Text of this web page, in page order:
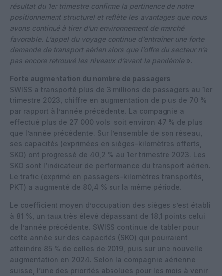
résultat du 1er trimestre confirme la pertinence de notre
positionnement structurel et reflète les avantages que nous
avons continué à tirer d’un environnement de marché
favorable. L’appel du voyage continue d’entraîner une forte
demande de transport aérien alors que l’offre du secteur n’a
pas encore retrouvé les niveaux d’avant la pandémie ».
Forte augmentation du nombre de passagers
SWISS a transporté plus de 3 millions de passagers au 1er
trimestre 2023, chiffre en augmentation de plus de 70 %
par rapport à l’année précédente. La compagnie a
effectué plus de 27 000 vols, soit environ 47 % de plus
que l’année précédente. Sur l’ensemble de son réseau,
ses capacités (exprimées en sièges-kilomètres offerts,
SKO) ont progressé de 40,2 % au 1er trimestre 2023. Les
SKO sont l’indicateur de performance du transport aérien.
Le trafic (exprimé en passagers-kilomètres transportés,
PKT) a augmenté de 80,4 % sur la même période.
Le coefficient moyen d’occupation des sièges s’est établi
à 81 %, un taux très élevé dépassant de 18,1 points celui
de l’année précédente. SWISS continue de tabler pour
cette année sur des capacités (SKO) qui pourraient
atteindre 85 % de celles de 2019, puis sur une nouvelle
augmentation en 2024. Selon la compagnie aérienne
suisse, l’une des priorités absolues pour les mois à venir